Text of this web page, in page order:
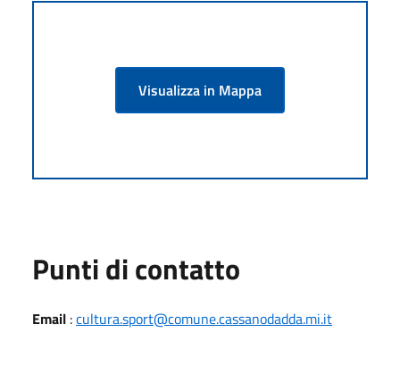
Visualizza in Mappa
Punti di contatto
Email :cultura.sport@comune.cassanodadda.mi.it